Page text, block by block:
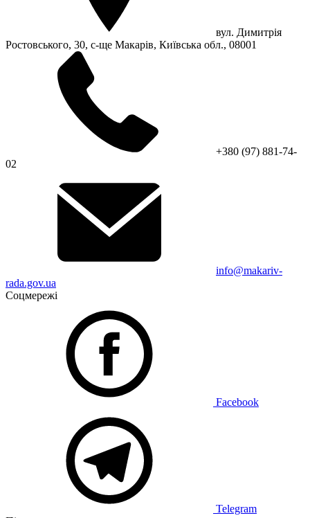
вул. Димитрія
Ростовського, 30, с-ще Макарів, Київська обл., 08001
+380 (97) 881-74-
02
info@makariv-
rada.gov.ua
Соцмережі
Facebook
Telegram